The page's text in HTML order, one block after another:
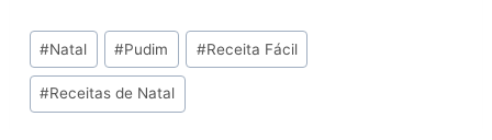
Tags
do
Post:
#Natal #Pudim #Receita Fácil
#Receitas de Natal